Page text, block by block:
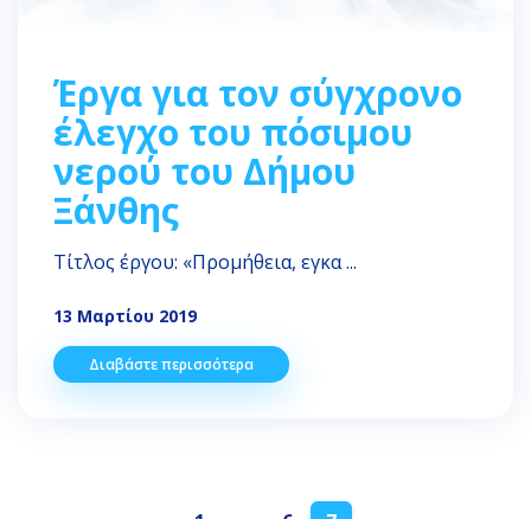
Έργα για τον σύγχρονο
έλεγχο του πόσιμου
νερού του Δήμου
Ξάνθης
Τίτλος έργου: «Προμήθεια, εγκα ...
13 Μαρτίου 2019
Διαβάστε περισσότερα